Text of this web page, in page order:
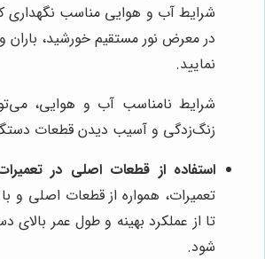
شرایط آب و هوایی مناسب نگهداری
در معرض نور مستقیم خورشید،
نمایید.
شرایط نامناسب آب و هوایی،
زنگ‌زدگی و آسیب دیدن قطعات
استفاده از قطعات اصلی در
تعمیرات، همواره از قطعات اصلی و
تا از عملکرد بهینه و طول عمر بالای
شود.